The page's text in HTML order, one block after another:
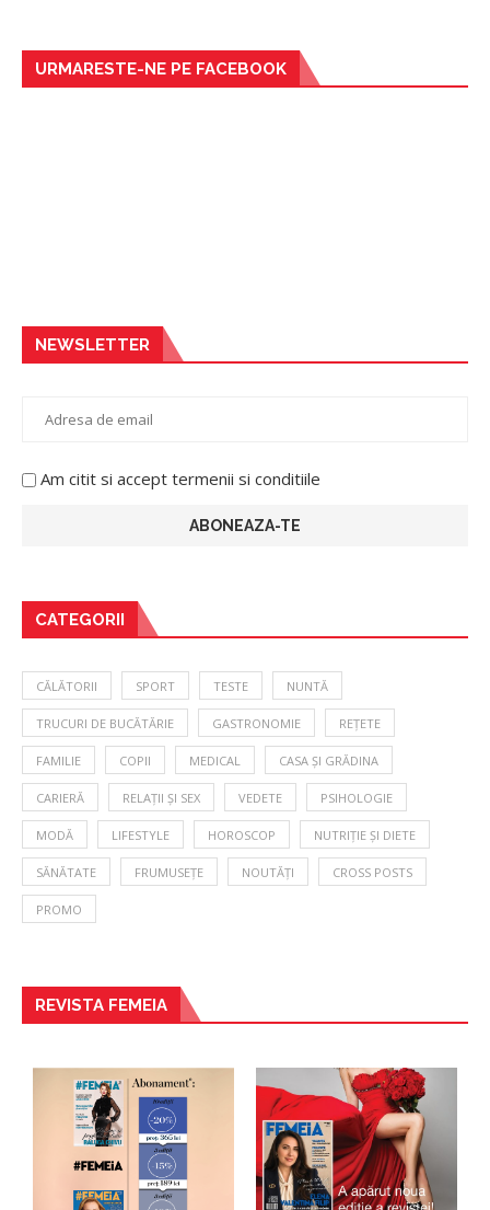
URMARESTE-NE PE FACEBOOK
NEWSLETTER
Am citit si accept termenii si conditiile
CATEGORII
CĂLĂTORII SPORT TESTE NUNTĂ
TRUCURI DE BUCĂTĂRIE GASTRONOMIE REȚETE
FAMILIE COPII MEDICAL CASA ȘI GRĂDINA
CARIERĂ RELAȚII ȘI SEX VEDETE PSIHOLOGIE
MODĂ LIFESTYLE HOROSCOP NUTRIȚIE ȘI DIETE
SĂNĂTATE FRUMUSEȚE NOUTĂȚI CROSS POSTS
PROMO
REVISTA FEMEIA